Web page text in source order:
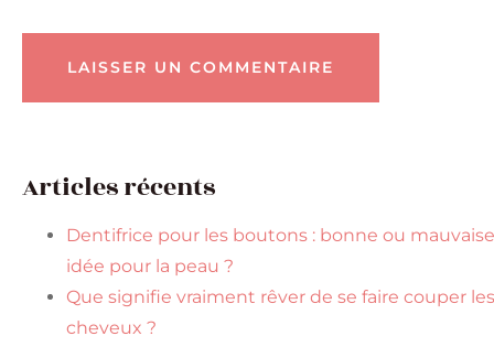
Articles récents
Dentifrice pour les boutons : bonne ou mauvaise
idée pour la peau ?
Que signifie vraiment rêver de se faire couper les
cheveux ?